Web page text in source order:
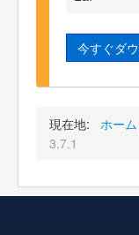
今すぐダ
現在地: ホーム
3.7.1